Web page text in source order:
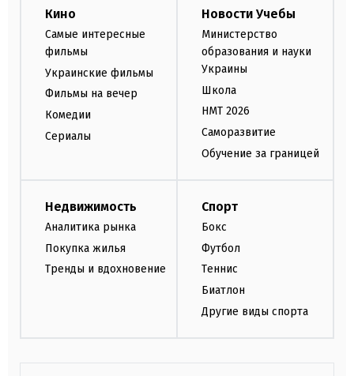
Кино
Самые интересные
фильмы
Украинские фильмы
Фильмы на вечер
Комедии
Сериалы
Новости Учебы
Министерство
образования и науки
Украины
Школа
НМТ 2026
Саморазвитие
Обучение за границей
Недвижимость
Аналитика рынка
Покупка жилья
Тренды и вдохновение
Спорт
Бокс
Футбол
Теннис
Биатлон
Другие виды спорта